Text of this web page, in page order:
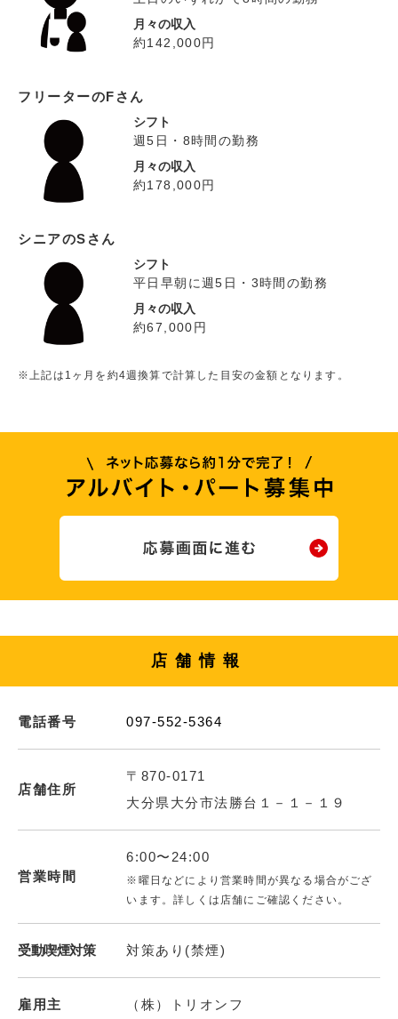
月々の収入
約142,000円
フリーターのFさん
シフト
週5日・8時間の勤務
月々の収入
約178,000円
シニアのSさん
シフト
平日早朝に週5日・3時間の勤務
月々の収入
約67,000円
※上記は1ヶ月を約4週換算で計算した目安の金額となります。
店舗情報
電話番号 097-552-5364
店舗住所
〒870-0171
大分県大分市法勝台１－１－１９
営業時間
6:00〜24:00
※曜日などにより営業時間が異なる場合がござ
います。詳しくは店舗にご確認ください。
受動喫煙対策 対策あり(禁煙)
雇用主 （株）トリオンフ